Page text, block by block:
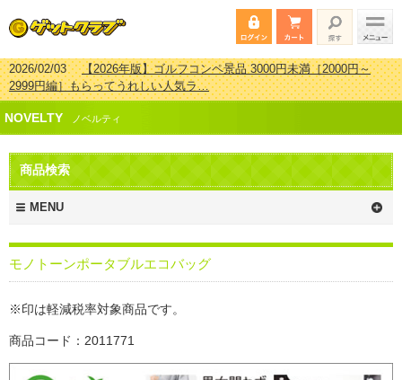
2026/02/03【2026年版】ゴルフコンペ景品 3000円未満［2000円～
2999円編］もらってうれしい人気ラ…
2026/07/15【2026年版】ビンゴゲーム景品おすすめ金額別人気ランキ
ング 更新しました！
2026/04/03【2026年版】ゴルフコンペ景品 3000円未満［2000円～
2999円編］もらってうれしい人気ラ…
2026/02/16
新しました！
NOVELTY ノベルティ
商品検索
MENU
モノトーンポータブルエコバッグ
※印は軽減税率対象商品です。
商品コード：2011771